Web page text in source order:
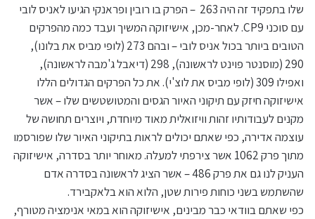
שלו בתפקיד זה היה 263 – הפרק בו רובין ופראנקי הגיעו לאניס לובי
עם סוכני CP9. לאחר-מכן, אישיזוקה המשיך ועבד כמה מהפרקים
הטובים ביותר בכול אניס לובי – ובהם 273 (לופי מביס את בלונו),
290 (מוסנטר פוינט לראשונה), 298 (דיאבל ג'מבה לראשונה),
ואפילו 309 (לופי מביס את לוצ'י). את כל הפרקים הגדולים הללו
אישיזוקה חיזק עם תיקוני האיור הגסים והמטושטשים שלו – אשר
מקנים לעבודותיו זהות וויזואלית מאוד מיוחדת, ויוצרים תחושה של
עוצמה אדירה, כפי שאתם יכולים לראות בתיקוני האיור שלו שפורסמו
מתוך פרק 1062 אשר צירפתי למעלה. מאוחר יותר בסדרה, אישיזוקה
העניק לנו גם את פרק 486 – אשר הציג לראשונה בסדרה אדם
שהשתמש בשני כוחות פירות שטן, הלוא הוא בלאקבירד.
כפי שאתם בוודאי כבר מבינים, אישיזוקה הוא במאי אנימציה מטורף,